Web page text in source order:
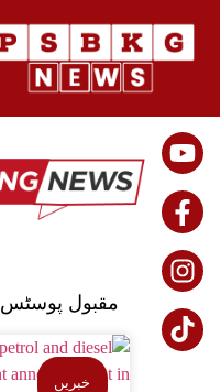
مقبول پوسٹس
خبریں